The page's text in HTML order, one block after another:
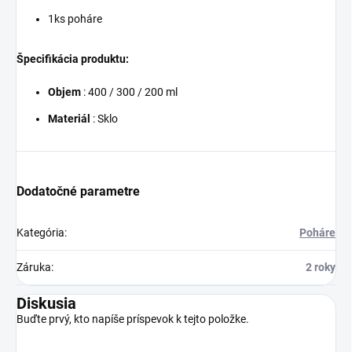
1ks poháre
Špecifikácia produktu:
Objem : 400 / 300 / 200 ml
Materiál : Sklo
Dodatočné parametre
Kategória: Poháre
Záruka: 2 roky
Diskusia
Buďte prvý, kto napíše príspevok k tejto položke.